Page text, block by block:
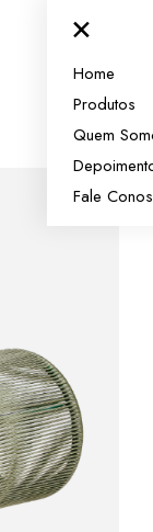
×
Home
Produtos
Quem
Fale